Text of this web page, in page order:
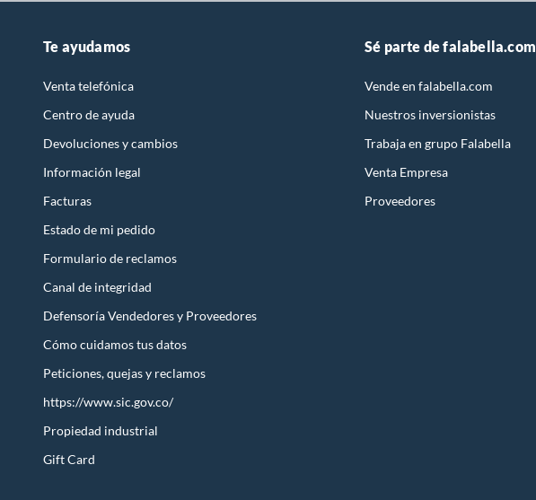
Te ayudamos
Venta telefónica
Centro de ayuda
Devoluciones y cambios
Información legal
Facturas
Estado de mi pedido
Formulario de reclamos
Canal de integridad
Defensoría Vendedores y Proveedores
Cómo cuidamos tus datos
Peticiones, quejas y reclamos
https://www.sic.gov.co/
Propiedad industrial
Gift Card
Sé parte de falabella.com
Vende en falabella.com
Nuestros inversionistas
Trabaja en grupo Falabella
Venta Empresa
Proveedores